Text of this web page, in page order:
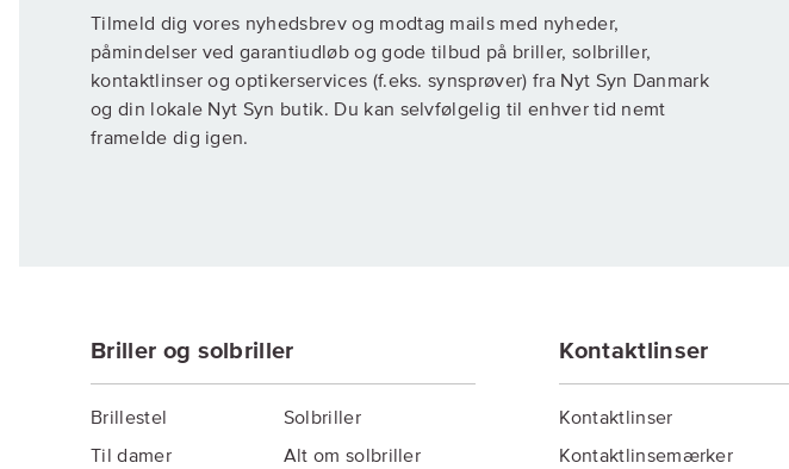
Tilmeld dig vores nyhedsbrev og modtag mails med nyheder,
påmindelser ved garantiudløb og gode tilbud på briller, solbriller,
kontaktlinser og optikerservices (f.eks. synsprøver) fra Nyt Syn Danmark
og din lokale Nyt Syn butik. Du kan selvfølgelig til enhver tid nemt
framelde dig igen.
Briller og solbriller
Brillestel
Til damer
Solbriller
Alt om solbriller
Kontaktlinser
Kontaktlinser
Kontaktlinsemærker